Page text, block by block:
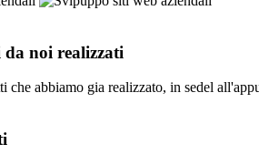
noi realizzati
che abbiamo gia realizzato, in sedel